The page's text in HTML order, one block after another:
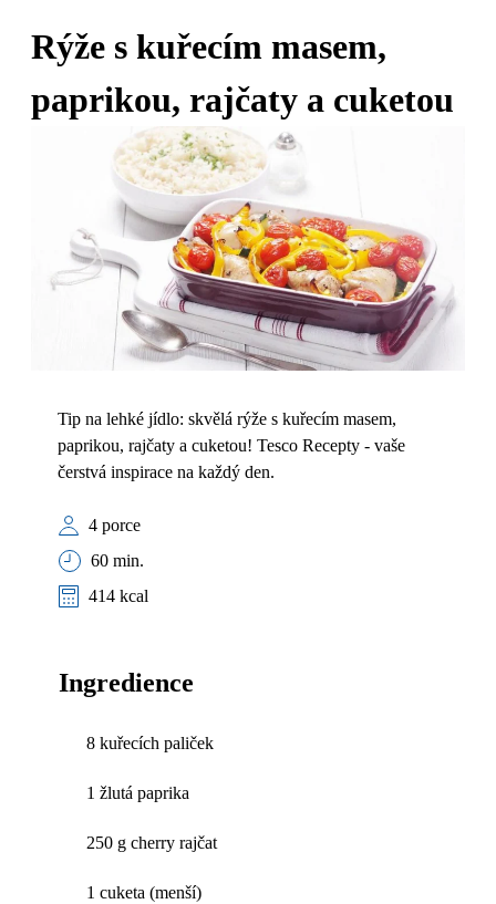
Rýže s kuřecím masem,
paprikou, rajčaty a cuketou
Tip na lehké jídlo: skvělá rýže s kuřecím masem,
paprikou, rajčaty a cuketou! Tesco Recepty - vaše
čerstvá inspirace na každý den.
4 porce
60 min.
414 kcal
Ingredience
8 kuřecích paliček
1 žlutá paprika
250 g cherry rajčat
1 cuketa (menší)